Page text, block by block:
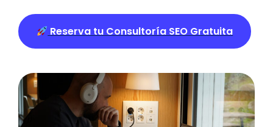
Reserva tu Consultoría SEO Gratuita